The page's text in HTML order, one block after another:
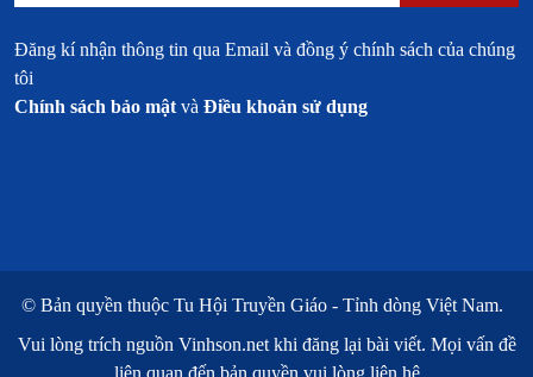
Đăng kí nhận thông tin qua Email và đồng ý chính sách của chúng
tôi
Chính sách bảo mật và Điều khoản sử dụng
© Bản quyền thuộc Tu Hội Truyền Giáo - Tỉnh dòng Việt Nam.
Vui lòng trích nguồn Vinhson.net khi đăng lại bài viết. Mọi vấn đề
liên quan đến bản quyền vui lòng liên hệ